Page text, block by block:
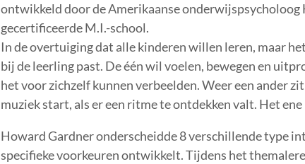
ontwikkeld door de Amerikaanse onderwijspsycholoog
gecertificeerde M.I.-school.
In de overtuiging dat alle kinderen willen leren, maar
bij de leerling past. De één wil voelen, bewegen en
het voor zichzelf kunnen verbeelden. Weer een ander
muziek start, als er een ritme te ontdekken valt. Het
Howard Gardner onderscheidde 8 verschillende type
specifieke voorkeuren ontwikkelt. Tijdens het